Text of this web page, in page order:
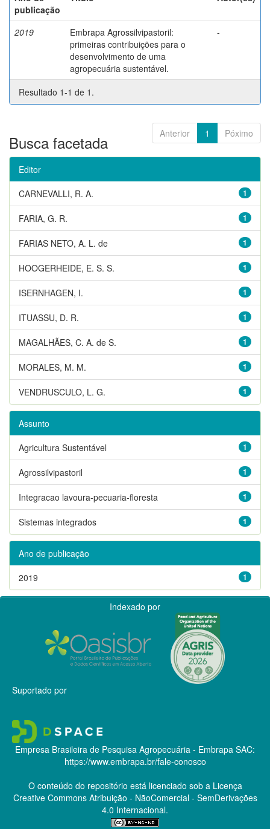
publicação
2019
Embrapa Agrossilvipastoril:
primeiras contribuições para o
desenvolvimento de uma
agropecuária sustentável.
-
Resultado 1-1 de 1.
Anterior 1 Póximo
Busca facetada
Editor
1
CARNEVALLI, R. A.
1
FARIA, G. R.
1
FARIAS NETO, A. L. de
1
HOOGERHEIDE, E. S. S.
1
ISERNHAGEN, I.
1
ITUASSU, D. R.
1
MAGALHÃES, C. A. de S.
1
MORALES, M. M.
1
VENDRUSCULO, L. G.
Assunto
1
Agricultura Sustentável
1
Agrossilvipastoril
1
Integracao lavoura-pecuaria-floresta
1
Sistemas integrados
Ano de publicação
1
2019
Indexado por
Suportado por
Empresa Brasileira de Pesquisa Agropecuária - Embrapa SAC:
https://www.embrapa.br/fale-conosco
O conteúdo do repositório está licenciado sob a Licença
Creative CommonsAtribuição - NãoComercial - SemDerivações
4.0 Internacional.